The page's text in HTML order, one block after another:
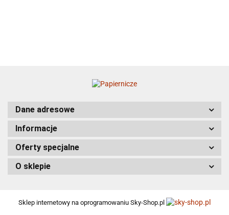
BETA
Dane adresowe
Informacje
Oferty specjalne
O sklepie
Sklep internetowy na oprogramowaniu Sky-Shop.pl